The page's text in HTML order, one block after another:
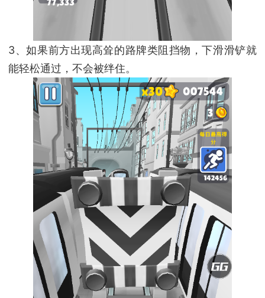
3、如果前方出现高耸的路牌类阻挡物，下滑滑铲就
能轻松通过，不会被绊住。